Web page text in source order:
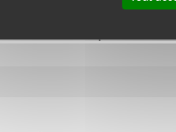
dans le département